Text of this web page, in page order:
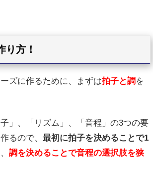
り方！
ズに作るために、まずは拍子と調 を
」、「リズム」、「音程」の3つの要
るので、 最初に拍子を決めることで1
、 調を決めることで音程の選択肢を狭